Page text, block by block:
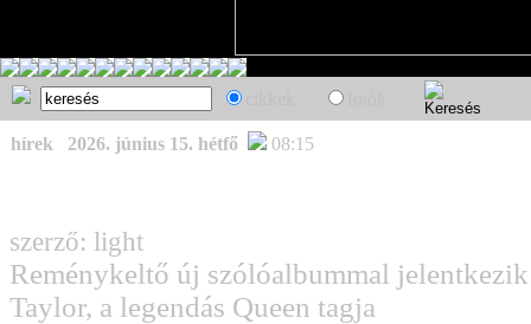
hírek 2026. június 15. hétfő 08:15
szerző: light
Reménykeltő új szólóalbummal
Taylor, a legendás Queen tagja